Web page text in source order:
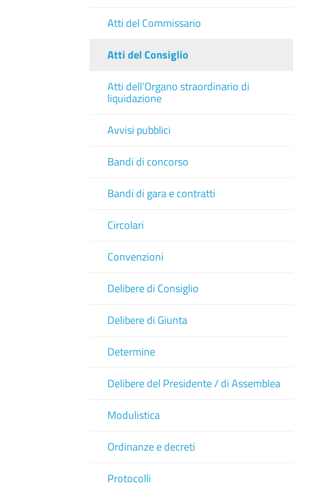
Atti del Commissario
Atti del Consiglio
Atti dell'Organo straordinario di
liquidazione
Avvisi pubblici
Bandi di concorso
Bandi di gara e contratti
Circolari
Convenzioni
Delibere di Consiglio
Delibere di Giunta
Determine
Delibere del Presidente / di Assemblea
Modulistica
Ordinanze e decreti
Protocolli